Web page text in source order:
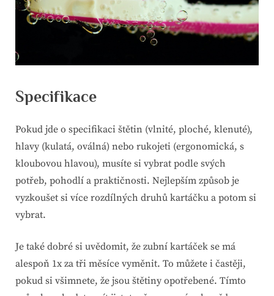
Specifikace
Pokud jde o specifikaci štětin (vlnité, ploché, klenuté),
hlavy (kulatá, oválná) nebo rukojeti (ergonomická, s
kloubovou hlavou), musíte si vybrat podle svých
potřeb, pohodlí a praktičnosti. Nejlepším způsob je
vyzkoušet si více rozdílných druhů kartáčku a potom si
vybrat.
Je také dobré si uvědomit, že zubní kartáček se má
alespoň 1x za tři měsíce vyměnit. To můžete i častěji,
pokud si všimnete, že jsou štětiny opotřebené. Tímto